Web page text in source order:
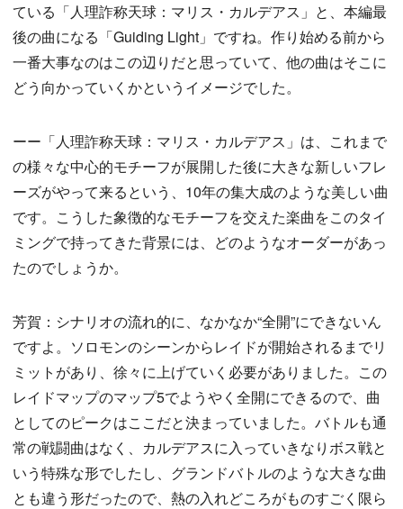
ている「人理詐称天球：マリス・カルデアス」と、本編最
後の曲になる「Guiding Light」ですね。作り始める前から
一番大事なのはこの辺りだと思っていて、他の曲はそこに
どう向かっていくかというイメージでした。
ーー「人理詐称天球：マリス・カルデアス」は、これまで
の様々な中心的モチーフが展開した後に大きな新しいフレ
ーズがやって来るという、10年の集大成のような美しい曲
です。こうした象徴的なモチーフを交えた楽曲をこのタイ
ミングで持ってきた背景には、どのようなオーダーがあっ
たのでしょうか。
芳賀：シナリオの流れ的に、なかなか“全開”にできないん
ですよ。ソロモンのシーンからレイドが開始されるまでリ
ミットがあり、徐々に上げていく必要がありました。この
レイドマップのマップ5でようやく全開にできるので、曲
としてのピークはここだと決まっていました。バトルも通
常の戦闘曲はなく、カルデアスに入っていきなりボス戦と
いう特殊な形でしたし、グランドバトルのような大きな曲
とも違う形だったので、熱の入れどころがものすごく限ら